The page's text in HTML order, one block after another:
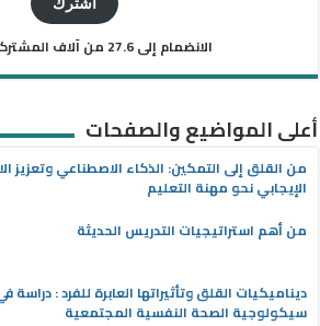
اشترك
الانضمام إلى 27.6 من آلاف المشتركين الآخرين
أعلى المواضيع والصفحات
من القلق إلى التمكين: الذكاء الاصطناعي وتعزيز
الإيجابي نحو مهنة التعليم
من أهم استراتيجيات التدريس الحديثة
ديناميكيات القلق وتأثيراتها العابرة للفرد : دراسة
سيكولوجية الصحة النفسية المجتمعية